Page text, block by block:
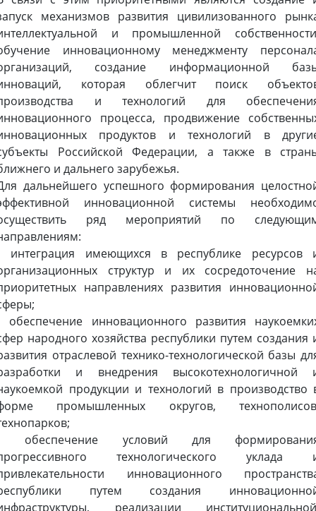
механизмов развития цивилизованного
и промышленной
инновационному менеджменту
создание информационной
которая облегчит поиск
и технологий для
процесса, продвижение
продуктов и технологий в
Российской Федерации, а также в
и дальнего зарубежья.
дальнейшего успешного формирования
инновационной системы
ряд мероприятий по
интеграция имеющихся в республике ресурсов
структур и их сосредоточение
направлениях развития
обеспечение инновационного развития
народного хозяйства республики путем создания
отраслевой технико-технологической базы
и внедрения высокотехнологичной
продукции и технологий в производство
промышленных округов,
обеспечение условий для
технологического уклада
инновационного
путем создания
реализации